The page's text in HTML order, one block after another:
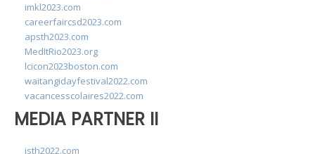
imkl2023.com
careerfaircsd2023.com
apsth2023.com
MedItRio2023.org
lcicon2023boston.com
waitangidayfestival2022.com
vacancesscolaires2022.com
MEDIA PARTNER II
isth2022.com